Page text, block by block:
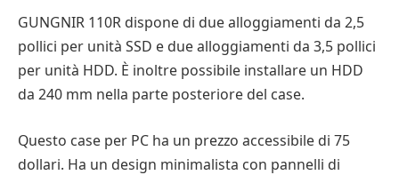
GUNGNIR 110R dispone di due alloggiamenti da 2,5
pollici per unità SSD e due alloggiamenti da 3,5 pollici
per unità HDD. È inoltre possibile installare un HDD
da 240 mm nella parte posteriore del case.
Questo case per PC ha un prezzo accessibile di 75
dollari. Ha un design minimalista con pannelli di